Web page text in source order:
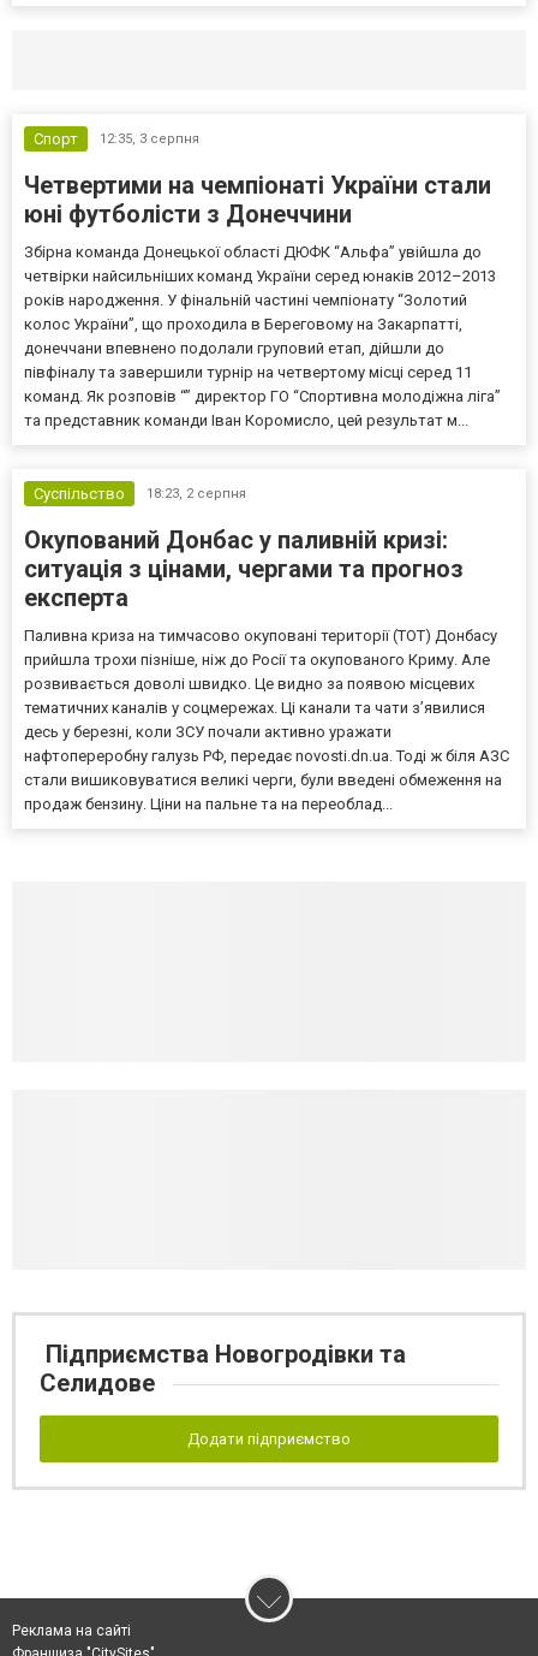
Спорт 12:35, 3 серпня
Четвертими на чемпіонаті України стали
юні футболісти з Донеччини
Збірна команда Донецької області ДЮФК “Альфа” увійшла до
четвірки найсильніших команд України серед юнаків 2012–2013
років народження. У фінальній частині чемпіонату “Золотий
колос України”, що проходила в Береговому на Закарпатті,
донеччани впевнено подолали груповий етап, дійшли до
півфіналу та завершили турнір на четвертому місці серед 11
команд. Як розповів “” директор ГО “Спортивна молодіжна ліга”
та представник команди Іван Коромисло, цей результат м...
Суспільство 18:23, 2 серпня
Окупований Донбас у паливній кризі:
ситуація з цінами, чергами та прогноз
експерта
Паливна криза на тимчасово окуповані території (ТОТ) Донбасу
прийшла трохи пізніше, ніж до Росії та окупованого Криму. Але
розвивається доволі швидко. Це видно за появою місцевих
тематичних каналів у соцмережах. Ці канали та чати з’явилися
десь у березні, коли ЗСУ почали активно уражати
нафтопереробну галузь РФ, передає novosti.dn.ua. Тоді ж біля АЗС
стали вишиковуватися великі черги, були введені обмеження на
продаж бензину. Ціни на пальне та на переоблад...
Підприємства Новогродівки та
Селидове
Додати підприємство
Реклама на сайті